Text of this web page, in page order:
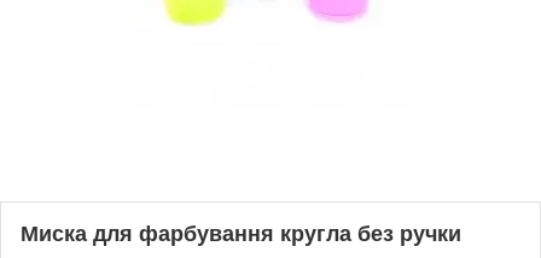
Миска для фарбування кругла без ручки